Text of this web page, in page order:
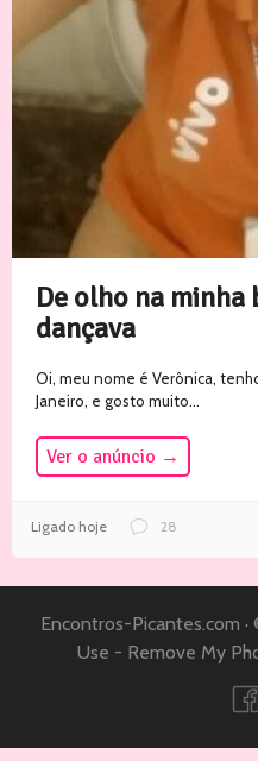
De olho na
dançava
Oi, meu nome é Verônica,
Janeiro, e gosto muito...
Ver o anúncio →
Ligado hoje 28
Encontros-Picantes.com ·
Use - Remove My